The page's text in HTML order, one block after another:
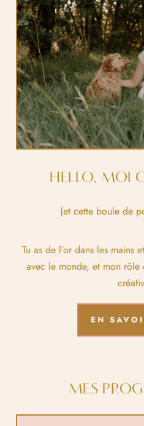
HELLO, MOI
(et cette boule de
Tu as de l’or dans les mains
avec le monde, et mon rôle
EN
MES